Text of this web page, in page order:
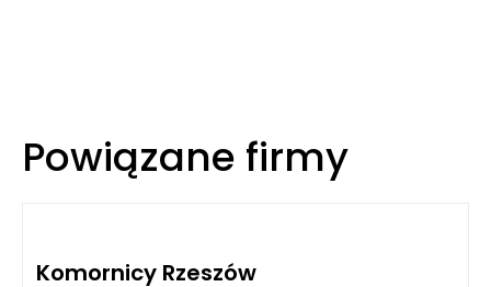
Powiązane firmy
Komornicy Rzeszów